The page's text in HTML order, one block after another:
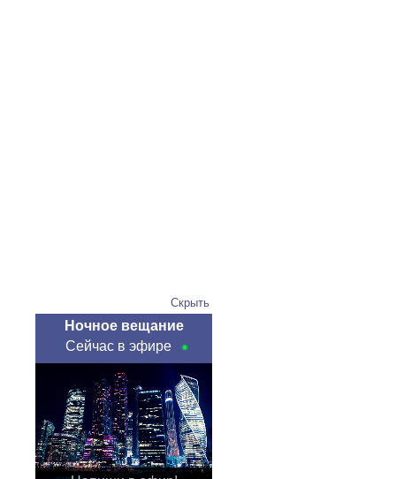
Скрыть
Ночное вещание
Сейчас в эфире